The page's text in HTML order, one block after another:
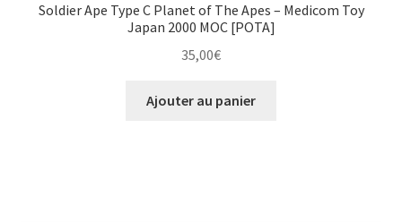
Soldier Ape Type C Planet of The Apes – Medicom Toy
Japan 2000 MOC [POTA]
35,00€
Ajouter au panier